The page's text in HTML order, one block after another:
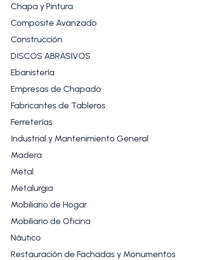
Chapa y Pintura
Composite Avanzado
Construcción
DISCOS ABRASIVOS
Ebanistería
Empresas de Chapado
Fabricantes de Tableros
Ferreterías
Industrial y Mantenimiento General
Madera
Metal
Metalurgia
Mobiliario de Hogar
Mobiliario de Oficina
Náutico
Restauración de Fachadas y Monumentos